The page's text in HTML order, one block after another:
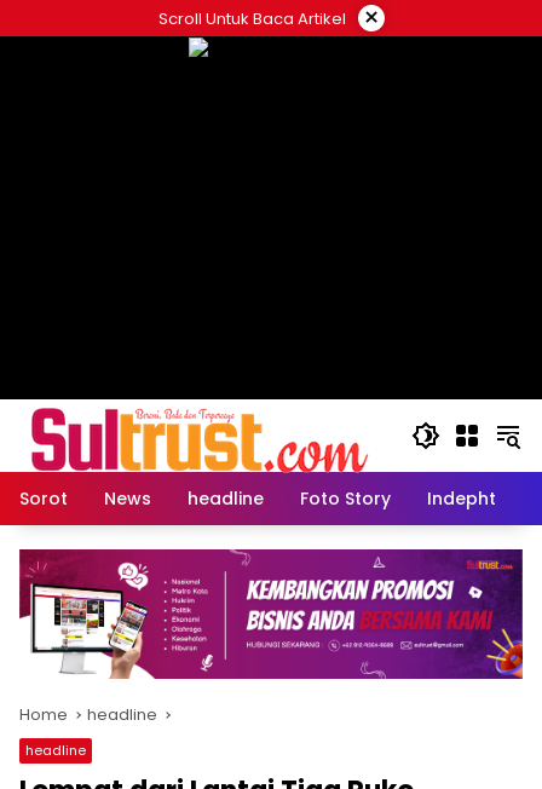
to
Scroll Untuk Baca Artikel ×
Sorot News headline Foto Story Indepht
Home headline
headline